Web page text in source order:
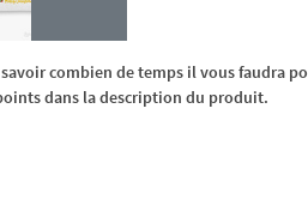
combien de temps il vous faudra
dans la description du produit.